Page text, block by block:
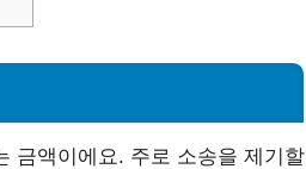
금액이에요. 주로 소송을 제기할